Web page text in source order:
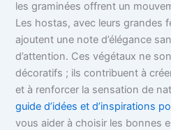
les graminées offrent un
Les hostas, avec leurs grandes
ajoutent une note d’élégance
d’attention. Ces végétaux ne
décoratifs ; ils contribuent à
et à renforcer la sensation de
guide d’idées et d’inspirations
vous aider à choisir les bonnes